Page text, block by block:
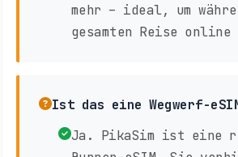
mehr – ideal, um
gesamten Reise
Ist das eine Wegwerf-
Ja. PikaSim ist eine